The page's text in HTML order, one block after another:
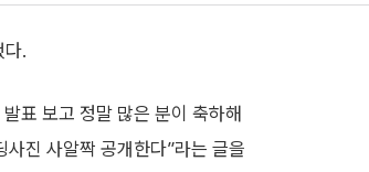
다.
표 보고 정말 많은 분이 축하해
진 사알짝 공개한다”라는 글을